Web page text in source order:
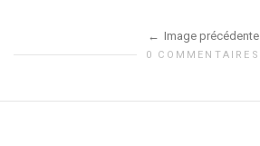
Image précédente
0 COMMENTAIRES